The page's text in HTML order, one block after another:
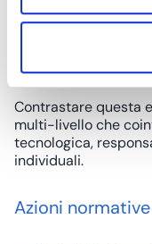
Soluzioni
Contrastare questa
multi-livello che
tecnologica,
individuali.
Azioni